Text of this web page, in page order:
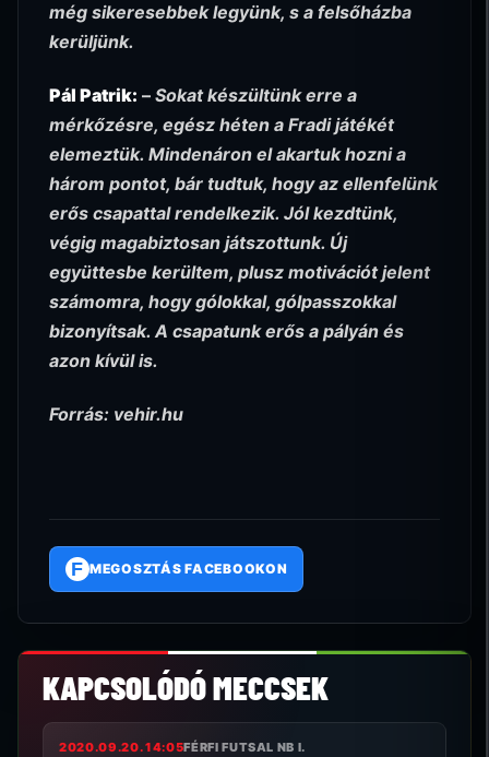
még sikeresebbek legyünk, s a felsőházba
kerüljünk.
Pál Patrik: – Sokat készültünk erre a
mérkőzésre, egész héten a Fradi játékét
elemeztük. Mindenáron el akartuk hozni a
három pontot, bár tudtuk, hogy az ellenfelünk
erős csapattal rendelkezik. Jól kezdtünk,
végig magabiztosan játszottunk. Új
együttesbe kerültem, plusz motivációt jelent
számomra, hogy gólokkal, gólpasszokkal
bizonyítsak. A csapatunk erős a pályán és
azon kívül is.
Forrás: vehir.hu
F MEGOSZTÁS FACEBOOKON
KAPCSOLÓDÓ MECCSEK
2020.09.20. 14:05FÉRFI FUTSAL NB I.